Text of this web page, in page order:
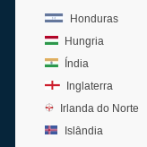
Honduras
Hungria
Índia
Inglaterra
Irlanda do Norte
Islândia